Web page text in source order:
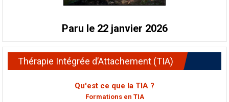
Paru le 22 janvier 2026
Thérapie Intégrée d’Attachement (TIA)
Qu'est ce que la TIA ?
Formations en TIA